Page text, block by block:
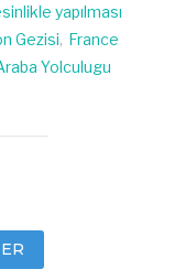
yapılması
Gezisi, France
Yolculugu